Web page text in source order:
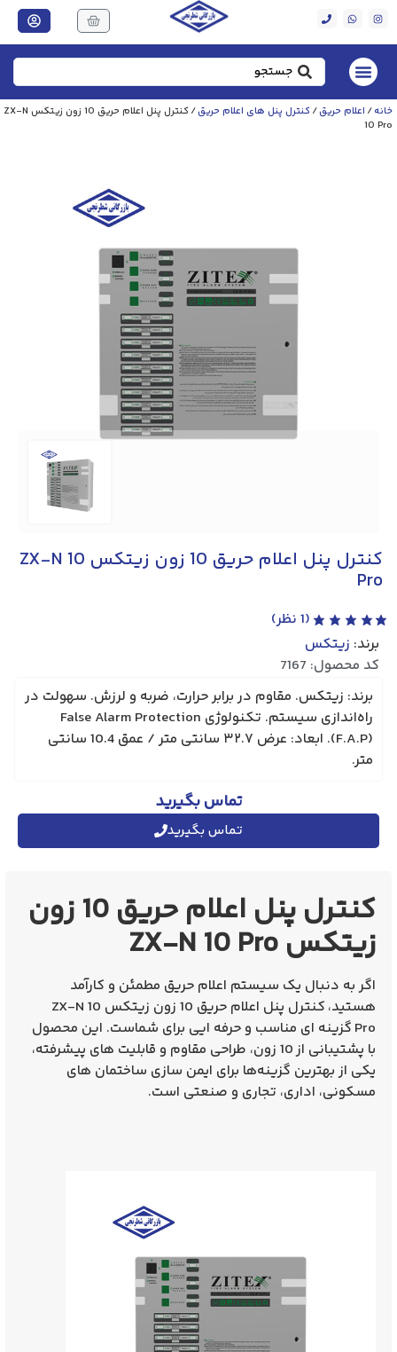
خانه/ اعلام حریق/کنترل پنل های اعلام حریق
/ کنترل پنل اعلام حریق 10 زون زیتکس ZX-N
10 Pro
کنترل پنل اعلام حریق 10 زون زیتکس ZX-N 10
Pro
(
1 نظر)
برند: زیتکس
کد محصول: 7167
برند: زیتکس. مقاوم در برابر حرارت، ضربه و لرزش. سهولت در
راه‌اندازی سیستم. تکنولوژی False Alarm Protection
(F.A.P). ابعاد: عرض ۳۲.۷ سانتی متر / عمق 10.4 سانتی
متر.
تماس بگیرید
تماس بگیرید
کنترل پنل اعلام حریق 10 زون
زیتکس ZX-N 10 Pro
اگر به دنبال یک سیستم اعلام حریق مطمئن و کارآمد
هستید،
کنترل پنل اعلام حریق 10 زون زیتکس ZX-N 10
Pro گزینه‌ ای مناسب و حرفه ایی برای شماست. این محصول
با پشتیبانی از10 زون
، طراحی مقاوم و قابلیت‌ های پیشرفته،
یکی از بهترین گزینه‌ها برای ایمن‌ سازی ساختمان‌ های
مسکونی، اداری، تجاری و صنعتی است.